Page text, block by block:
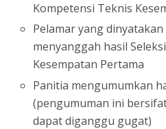
Kompetensi Teknis
Pelamar yang
menyanggah hasil
Kesempatan Pertama
Panitia mengumumkan
(pengumuman ini
dapat diganggu gugat)